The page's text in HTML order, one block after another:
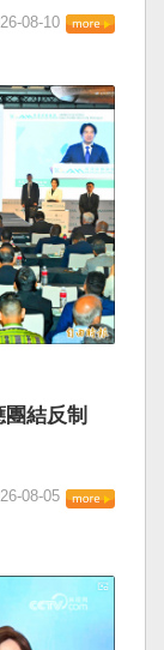
竟提供多
紅 學者：建
駛，交通部
八日在車
華」，其
共五星國
眼；日管
具帽拿
疏忽沒有
署長陳玉
觀光署：廠
政府住宅處
國國
歸祖國懷
供給民眾
辦的活
告知曾上
現帽子上
08-10
結反制
行政治審
，中國的
跨國鎮
造寒蟬效
08-05